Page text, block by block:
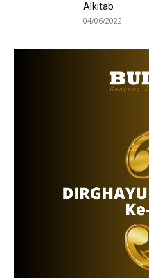
Alkitab
04/06/2022